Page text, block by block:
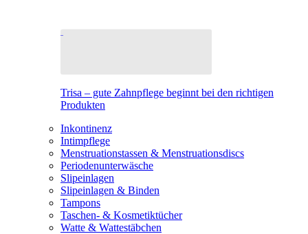
Trisa – gute Zahnpflege beginnt bei den richtigen
Produkten
Inkontinenz
Intimpflege
Menstruationstassen & Menstruationsdiscs
Periodenunterwäsche
Slipeinlagen
Slipeinlagen & Binden
Tampons
Taschen- & Kosmetiktücher
Watte & Wattestäbchen